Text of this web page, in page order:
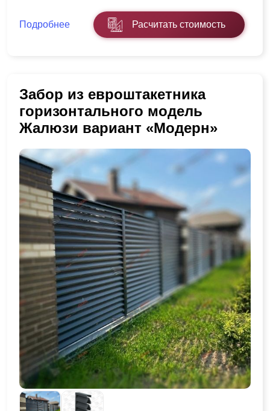
Подробнее Расчитать стоимость
Забор из евроштакетника
горизонтального модель
Жалюзи вариант «Модерн»